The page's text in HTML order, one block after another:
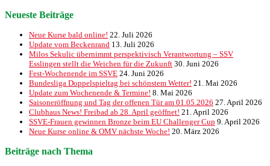
Neueste Beiträge
Neue Kurse bald online! 22. Juli 2026
Update vom Beckenrand 13. Juli 2026
Milos Sekulic übernimmt perspektivisch Verantwortung – SSV
Esslingen stellt die Weichen für die Zukunft 30. Juni 2026
Fest-Wochenende im SSVE 24. Juni 2026
Bundesliga Doppelspieltag bei schönstem Wetter! 21. Mai 2026
Update zum Wochenende & Termine! 8. Mai 2026
Saisoneröffnung und Tag der offenen Tür am 01.05.2026 27. April 2026
Clubhaus News! Freibad ab 28. April geöffnet! 21. April 2026
SSVE-Frauen gewinnen Bronze beim EU Challenger Cup 9. April 2026
Neue Kurse online & OMV nächste Woche! 20. März 2026
Beiträge nach Thema